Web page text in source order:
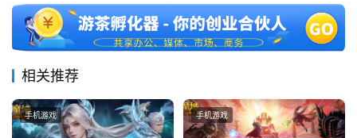
相关推荐
手机游戏 手机游戏